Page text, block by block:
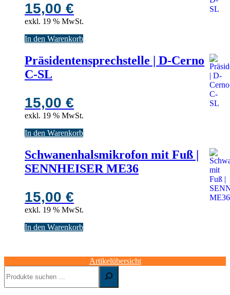
15,00 €
exkl. 19 % MwSt.
In den Warenkorb
Präsidentensprechstelle | D-Cerno
C-SL
15,00 €
exkl. 19 % MwSt.
In den Warenkorb
Schwanenhalsmikrofon mit Fuß |
SENNHEISER ME36
15,00 €
exkl. 19 % MwSt.
In den Warenkorb
Artikelübersicht